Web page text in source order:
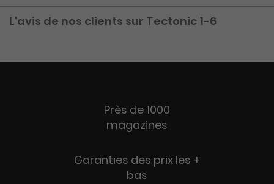
L'avis de nos clients sur Tectonic 1-6
Près de 1000
magazines
Garanties des prix les +
bas